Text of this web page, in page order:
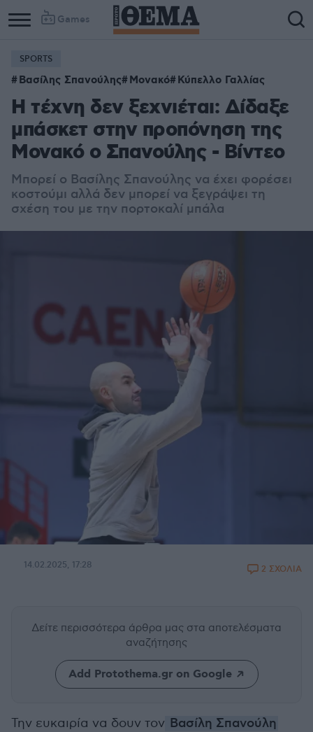
Games
SPORTS
Βασίλης Σπανούλης Μονακό Κύπελλο Γαλλίας
Η τέχνη δεν ξεχνιέται: Δίδαξε
μπάσκετ στην προπόνηση της
Μονακό ο Σπανούλης - Βίντεο
Μπορεί ο Βασίλης Σπανούλης να έχει φορέσει
κοστούμι αλλά δεν μπορεί να ξεγράψει τη
σχέση του με την πορτοκαλί μπάλα
14.02.2025, 17:28 2 ΣΧΟΛΙΑ
Δείτε περισσότερα άρθρα μας στα αποτελέσματα
αναζήτησης
Add Protothema.gr on Google
Την ευκαιρία να δουν τον Βασίλη Σπανούλη